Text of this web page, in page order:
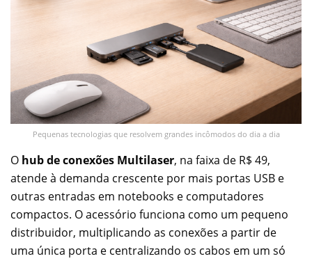
Pequenas tecnologias que resolvem grandes incômodos do dia a dia
O hub de conexões Multilaser, na faixa de R$ 49,
atende à demanda crescente por mais portas USB e
outras entradas em notebooks e computadores
compactos. O acessório funciona como um pequeno
distribuidor, multiplicando as conexões a partir de
uma única porta e centralizando os cabos em um só